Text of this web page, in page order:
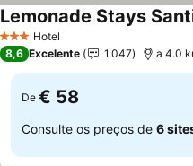
3 EstrelasHotel
Lemonade Stays
8,6 Excelente 1.047
De € 58
Consulte os preços de 6